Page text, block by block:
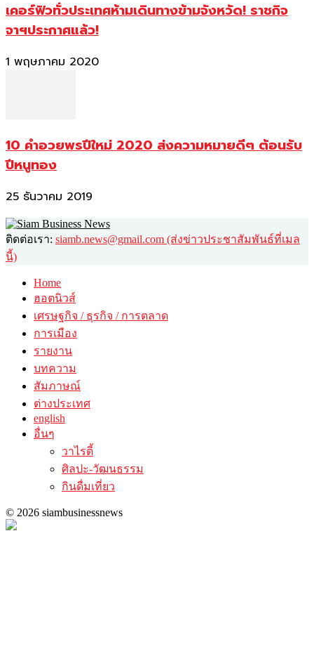
เคอร์ฟิวทั่วประเทศห้ามเดินทางข้ามจังหวัด! ราชกิจ
จาฯประกาศแล้ว!
1 พฤษภาคม 2020
10 คำอวยพรปีใหม่ 2020 ส่งความหมายดีๆ ต้อนรับ
ปีหนูทอง
25 ธันวาคม 2019
ติดต่อเรา: siamb.news@gmail.com (ส่งข่าวประชาสัมพันธ์ที่เมล
นี้)
Home
ฮอตนิวส์
เศรษฐกิจ / ธุรกิจ / การตลาด
การเมือง
รายงาน
บทความ
สัมภาษณ์
ต่างประเทศ
english
อื่นๆ
วาไรตี้
ศิลปะ-วัฒนธรรม
กินดื่มเที่ยว
© 2026 siambusinessnews